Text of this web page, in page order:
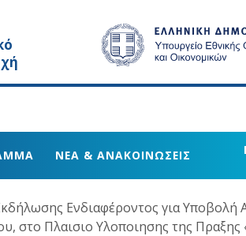
ΝΕΑ & ΑΝΑΚΟΙΝΩΣΕΙΣ
Ενδιαφέροντος για Υποβολή
στο Πλαισιο Υλοποιησης της